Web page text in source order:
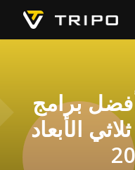
برامج
الأبعاد